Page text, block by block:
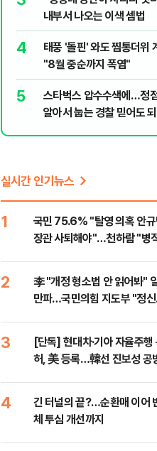
내부서 나오는 이색 셈법
4
태풍 '돌핀' 와도 찜통더위
"8월 중순까지 폭염"
5
스타벅스 압수수색에…정
알아서 눕는 경찰 믿어도
실시간 인기뉴스
1
국민 75.6% "탈영 의혹 안
장관 사퇴해야"…천하람 "병
2
李 "개정 형소법 안 읽어봐"
만파…국민의힘 지도부 "정
3
[단독] 현대차·기아 자율주행
허, 美 등록…韓선 진보성 공
4
긴 터널의 끝?…순환매 이어
체 투심 개선까지